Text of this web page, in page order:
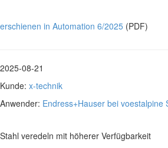
erschienen in Automation 6/2025 (PDF)
2025-08-21
Kunde: x-technik
Anwender: Endress+Hauser bei voestalpine
Stahl veredeln mit höherer Verfügbarkeit